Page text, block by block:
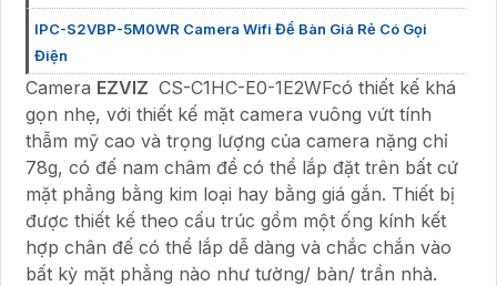
IPC-S2VBP-5M0WR Camera Wifi Để Bàn Giá Rẻ Có Gọi
Điện
Camera EZVIZ CS-C1HC-E0-1E2WFcó thiết kế khá
gọn nhẹ, với thiết kế mặt camera vuông vứt tính
thẫm mỹ cao và trọng lượng của camera nặng chỉ
78g, có đế nam châm để có thể lắp đặt trên bất cứ
mặt phẳng bằng kim loại hay bằng giá gắn. Thiết bị
được thiết kế theo cấu trúc gồm một ống kính kết
hợp chân đế có thể lắp dễ dàng và chắc chắn vào
bất kỳ mặt phẳng nào như tường/ bàn/ trần nhà.